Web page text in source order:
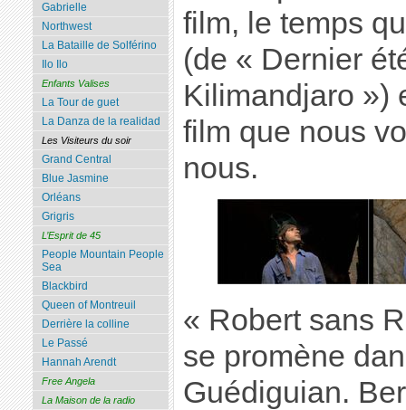
film, le temps
(de « Dernier
Kilimandjaro »)
film que nous
nous.
« Robert sans
se promène
Guédiguian.
Gabrielle
Northwest
La Bataille de Solférino
Ilo Ilo
Enfants Valises
La Tour de guet
La Danza de la realidad
Les Visiteurs du soir
Grand Central
Blue Jasmine
Orléans
Grigris
L’Esprit de 45
People Mountain People
Sea
Blackbird
Queen of Montreuil
Derrière la colline
Le Passé
Hannah Arendt
Free Angela
La Maison de la radio